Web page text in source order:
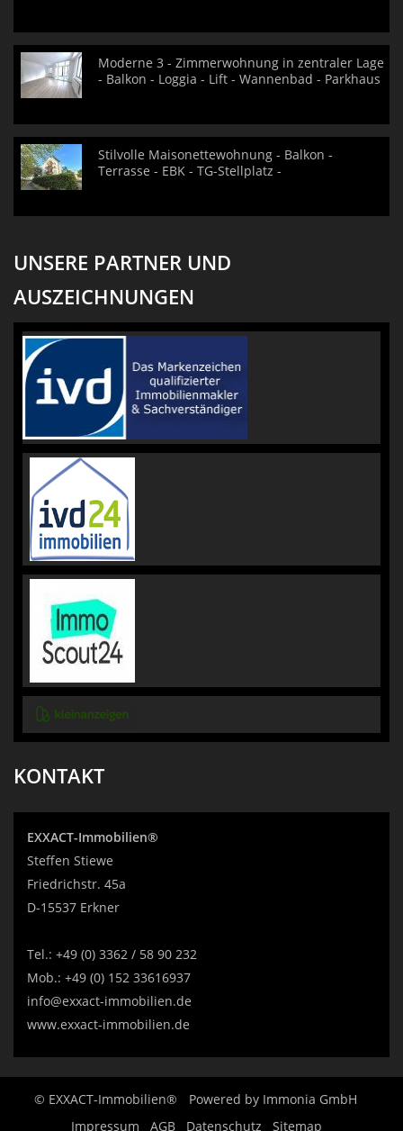
Moderne 3 - Zimmerwohnung in zentraler Lage
- Balkon - Loggia - Lift - Wannenbad - Parkhaus
Stilvolle Maisonettewohnung - Balkon -
Terrasse - EBK - TG-Stellplatz -
UNSERE PARTNER UND
AUSZEICHNUNGEN
KONTAKT
EXXACT-Immobilien®
Steffen Stiewe
Friedrichstr. 45a
D-15537 Erkner
Tel.: +49 (0) 3362 / 58 90 232
Mob.: +49 (0) 152 33616937
info@exxact-immobilien.de
www.exxact-immobilien.de
© EXXACT-Immobilien® Powered by Immonia GmbH
Impressum
AGB Datenschutz Sitemap